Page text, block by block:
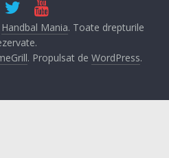
Handbal Mania. Toate drepturile
. Propulsat de WordPress.